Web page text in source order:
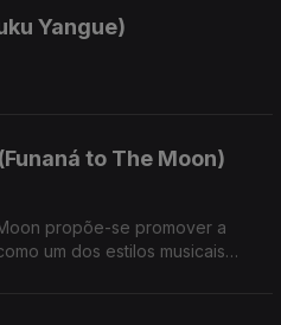
Yangue)
to The Moon)
propõe-se promover a
um dos estilos musicais